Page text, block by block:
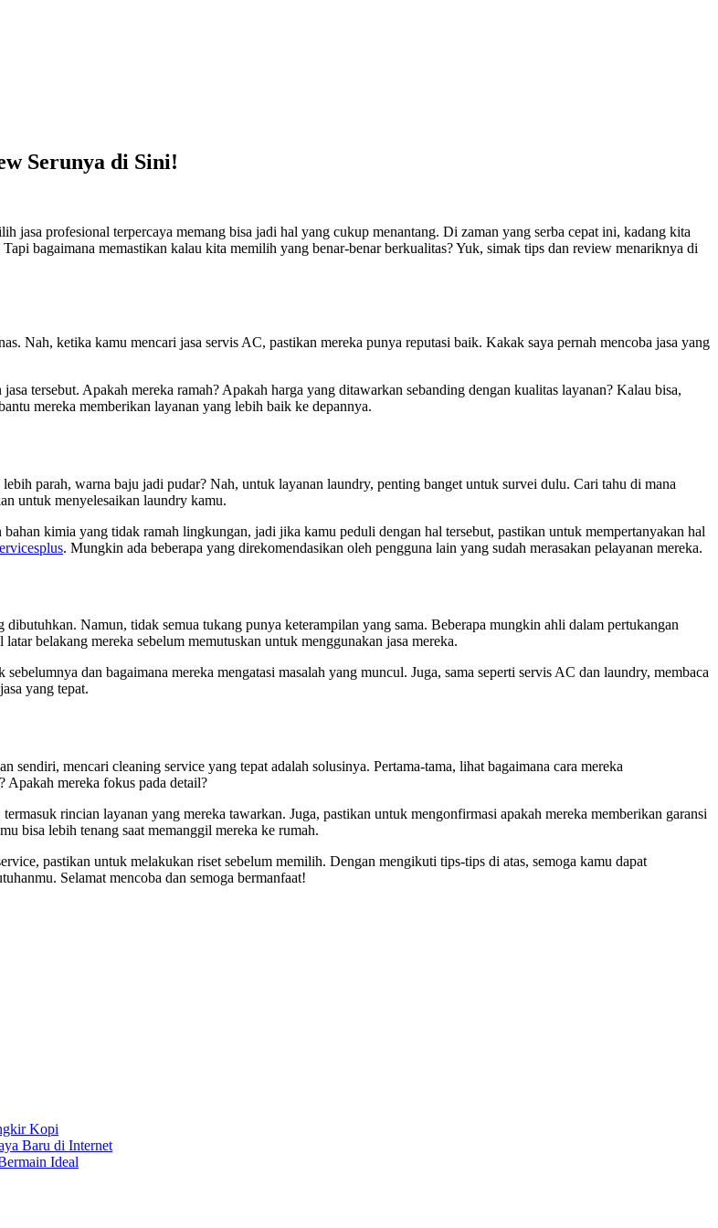
Serunya di Sini!
jasa profesional terpercaya memang bisa jadi hal yang cukup menantang. Di zaman yang serba cepat ini, kadang kita
bagaimana memastikan kalau kita memilih yang benar-benar berkualitas? Yuk, simak tips dan review menariknya di
Nah, ketika kamu mencari jasa servis AC, pastikan mereka punya reputasi baik. Kakak saya pernah mencoba jasa yang
tersebut. Apakah mereka ramah? Apakah harga yang ditawarkan sebanding dengan kualitas layanan? Kalau bisa,
mereka memberikan layanan yang lebih baik ke depannya.
parah, warna baju jadi pudar? Nah, untuk layanan laundry, penting banget untuk survei dulu. Cari tahu di mana
untuk menyelesaikan laundry kamu.
kimia yang tidak ramah lingkungan, jadi jika kamu peduli dengan hal tersebut, pastikan untuk mempertanyakan hal
. Mungkin ada beberapa yang direkomendasikan oleh pengguna lain yang sudah merasakan pelayanan mereka.
Namun, tidak semua tukang punya keterampilan yang sama. Beberapa mungkin ahli dalam pertukangan
belakang mereka sebelum memutuskan untuk menggunakan jasa mereka.
dan bagaimana mereka mengatasi masalah yang muncul. Juga, sama seperti servis AC dan laundry, membaca
yang tepat.
mencari cleaning service yang tepat adalah solusinya. Pertama-tama, lihat bagaimana cara mereka
Apakah mereka fokus pada detail?
rincian layanan yang mereka tawarkan. Juga, pastikan untuk mengonfirmasi apakah mereka memberikan garansi
bisa lebih tenang saat memanggil mereka ke rumah.
pastikan untuk melakukan riset sebelum memilih. Dengan mengikuti tips-tips di atas, semoga kamu dapat
Selamat mencoba dan semoga bermanfaat!
Kopi
Baru di Internet
Ideal